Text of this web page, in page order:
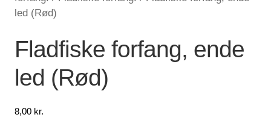
Lagersalg
Min Konto
Glemt adgangskode
led (Rød)
Fladfiske forfang, ende
led (Rød)
8,00 kr.